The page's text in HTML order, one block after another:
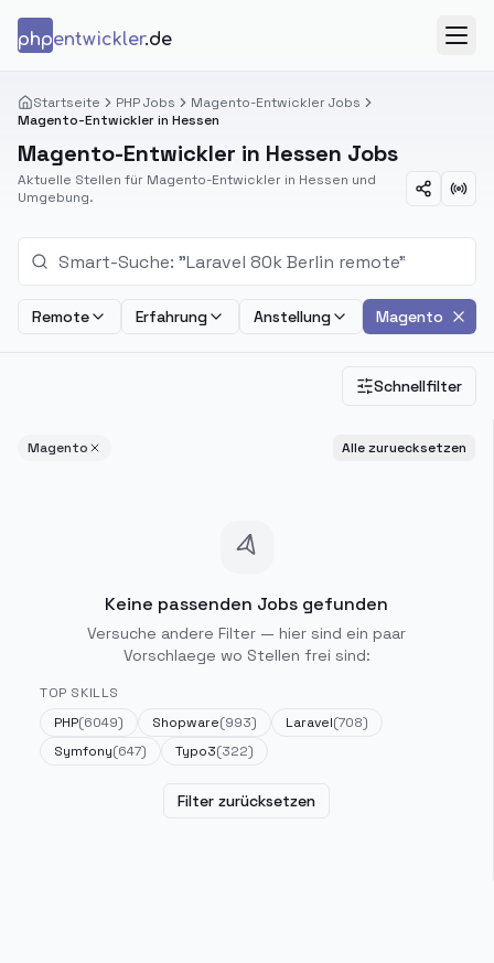
phpentwickler.de
Startseite PHP Jobs
Magento-Entwickler Jobs
Magento-Entwickler in Hessen
Magento-Entwickler in Hessen Jobs
Aktuelle Stellen für Magento-Entwickler in Hessen und
Umgebung.
Remote Erfahrung Anstellung Magento
Schnellfilter
Magento Alle zuruecksetzen
Keine passenden Jobs gefunden
Versuche andere Filter — hier sind ein paar
Vorschlaege wo Stellen frei sind:
TOP SKILLS
PHP(6049) Shopware(993) Laravel(708)
Symfony(647) Typo3(322)
Filter zurücksetzen